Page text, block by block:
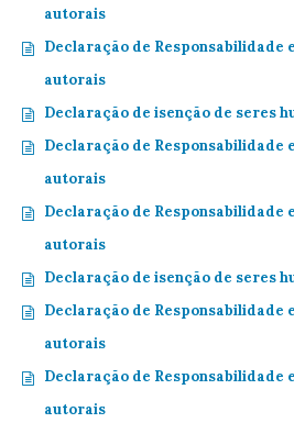
autorais
Declaração de Responsabilidade
autorais
Declaração de isenção de seres
Declaração de Responsabilidade
autorais
Declaração de Responsabilidade
autorais
Declaração de isenção de seres
Declaração de Responsabilidade
autorais
Declaração de Responsabilidade
autorais